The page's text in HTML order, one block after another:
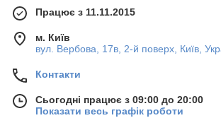
Працює з 11.11.2015
м. Київ
вул. Вербова, 17в, 2-й поверх, Київ,
Контакти
Сьогодні працює з 09:00 до 20:00
Показати весь графік роботи